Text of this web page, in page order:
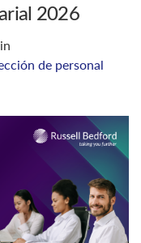
2026
in
de personal